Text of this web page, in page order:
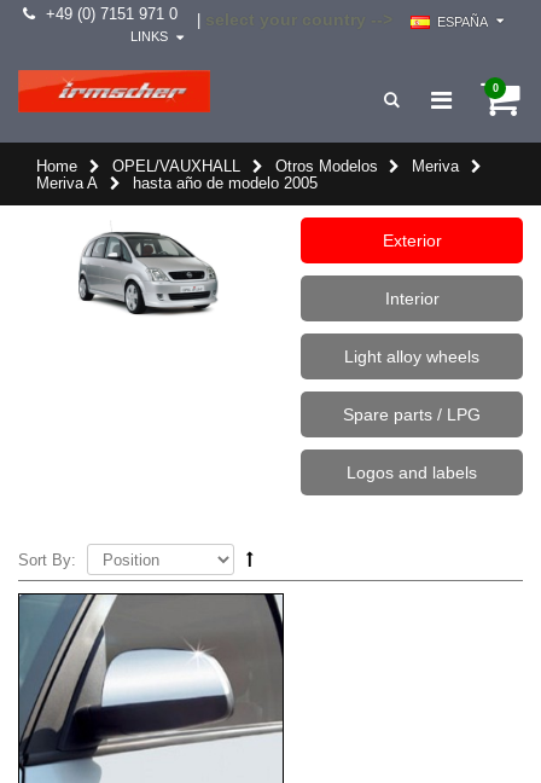
+49 (0) 7151 971 0
ESPAÑA
LINKS
0
Home OPEL/VAUXHALL Otros Modelos
Meriva
Meriva A
hasta año de modelo 2005
Exterior
Interior
Light alloy wheels
Spare parts / LPG
Logos and labels
Sort By: